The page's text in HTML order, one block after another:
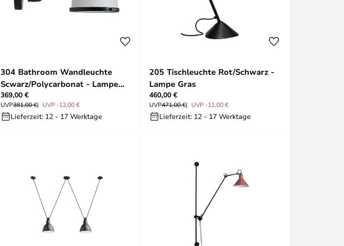
304 Bathroom Wandleuchte
Scwarz/Polycarbonat - Lampe
Gras
369,00 €
UVP381,00 € UVP -12,00 €
Lieferzeit: 12 - 17 Werktage
205 Tischleuchte Rot/Schwarz -
Lampe Gras
460,00 €
UVP471,00 € UVP -11,00 €
Lieferzeit: 12 - 17 Werktage